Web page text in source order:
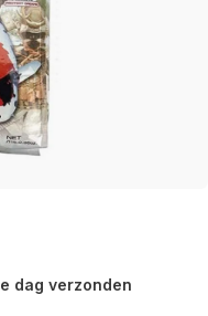
dag verzonden